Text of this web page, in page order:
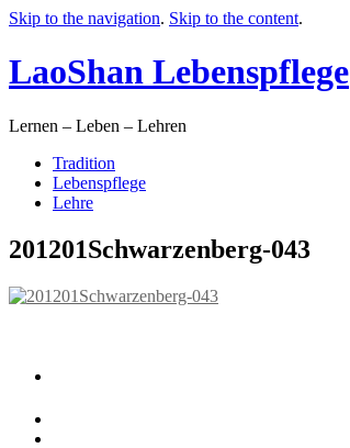
Skip to the navigation. Skip to the content.
LaoShan Lebenspflege
Lernen – Leben – Lehren
Tradition
Lebenspflege
Lehre
201201Schwarzenberg-043